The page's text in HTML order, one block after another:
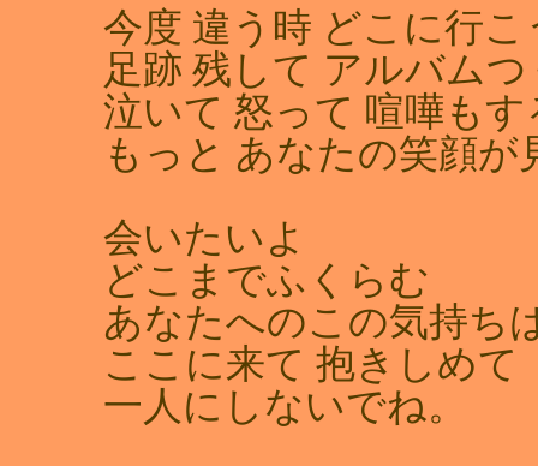
今度 違う時 どこに行こ
足跡 残して アルバム
泣いて 怒って 喧嘩もす
もっと あなたの笑顔が
会いたいよ
どこまでふくらむ
あなたへのこの気持ち
ここに来て 抱きしめて
一人にしないでね。